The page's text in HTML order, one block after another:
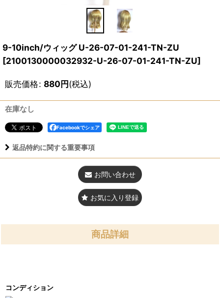
9-10inch/ウィッグ U-26-07-01-241-TN-ZU
[2100130000032932-U-26-07-01-241-TN-ZU]
販売価格: 880円(税込)
在庫なし
Facebookでシェア
返品特約に関する重要事項
お問い合わせ
お気に入り登録
商品詳細
コンディション